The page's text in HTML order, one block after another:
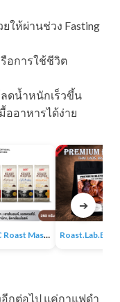
ให้ผ่านช่วง Fasting
อการใช้ชีวิต
ดน้ำหนักเร็วขึ้น
อาหารได้ง่าย
UCC Roast Master กาแฟคั่วบด 250 ก.
➔
กต่อไป แค่กาแฟดำ